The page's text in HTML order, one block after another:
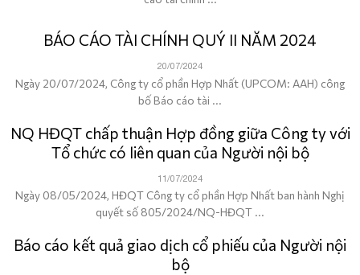
BÁO CÁO TÀI CHÍNH QUÝ II NĂM 2024
20/07/2024
Ngày 20/07/2024, Công ty cổ phần Hợp Nhất (UPCOM: AAH) công
bố Báo cáo tài ...
NQ HĐQT chấp thuận Hợp đồng giữa Công ty với
Tổ chức có liên quan của Người nội bộ
11/07/2024
Ngày 08/05/2024, HĐQT Công ty cổ phần Hợp Nhất ban hành Nghị
quyết số 805/2024/NQ-HĐQT ...
Báo cáo kết quả giao dịch cổ phiếu của Người nội
bộ